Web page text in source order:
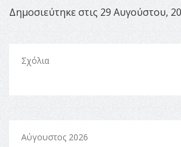
Δημοσιεύτηκε στις 29 Αυγούστου,
Σχόλια
Αύγουστος 2026